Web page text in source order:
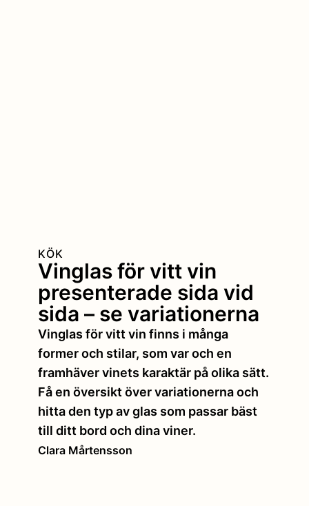
Vinglas för vitt vin
presenterade sida vid
sida – se variationerna
KÖK
Vinglas för vitt vin finns i många
former och stilar, som var och en
framhäver vinets karaktär på olika sätt.
Få en översikt över variationerna och
hitta den typ av glas som passar bäst
till ditt bord och dina viner.
Clara Mårtensson